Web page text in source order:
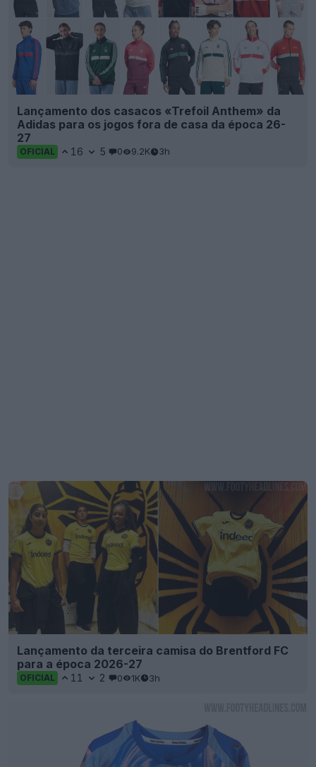
Lançamento dos casacos «Trefoil Anthem» da
Adidas para os jogos fora de casa da época 26-
27
OFICIAL 16 5 0 9.2K 3h
Lançamento da terceira camisa do Brentford FC
para a época 2026-27
OFICIAL 11 2 0 1K 3h